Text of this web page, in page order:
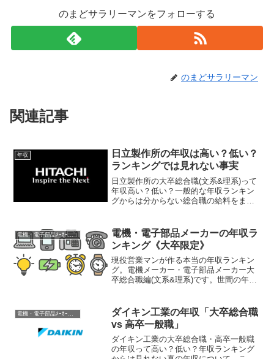
のまどサラリーマンをフォローする
のまどサラリーマン
関連記事
年収
日立製作所の年収は高い？低い？
ランキングでは見れない事実
日立製作所の大卒総合職(文系&理系)って
年収高い？低い？一般的な年収ランキン
グからは分からない総合職の給料をまと
収と、役職ごとの目安年収および、福利
厚生こ...
電機・電子部品ﾒｰｶｰ年収
電機・電子部品メーカーの年収ラ
ンキング《大卒限定》
現役営業マンが作る本当の年収ランキン
グ。電機メーカー・電子部品メーカー大
卒総合職編(文系&理系)です。世間の年収
電子部品メーカー大卒・総合職の給料を
まとめてみました。就...
電機・電子部品ﾒｰｶｰ年収
ダイキン工業の年収「大卒総合職
vs 高卒一般職」
ダイキン工業の大卒総合職・高卒一般職
の年収って高い？低い？年収ランキング